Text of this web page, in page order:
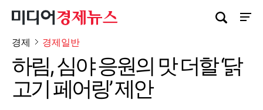
사이
검색창 열기
경제 경제일반
하림, 심야 응원의 맛 더할 ‘닭
고기 페어링’ 제안